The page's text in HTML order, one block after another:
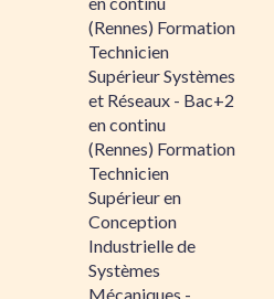
(Rennes) Formation
Technicien
Supérieur Systèmes
et Réseaux - Bac+2
en continu
(Rennes) Formation
Technicien
Supérieur en
Conception
Industrielle de
Systèmes
Mécaniques -